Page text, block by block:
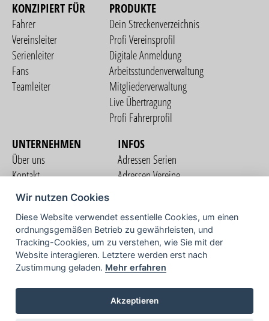
KONZIPIERT FÜR
Fahrer
Vereinsleiter
Serienleiter
Fans
Teamleiter
PRODUKTE
Dein Streckenverzeichnis
Profi Vereinsprofil
Digitale Anmeldung
Arbeitsstundenverwaltung
Mitgliederverwaltung
Live Übertragung
Profi Fahrerprofil
UNTERNEHMEN
Über uns
Kontakt
Nutzungsbedingungen
Datenschutzerklärung
Impressum
INFOS
Adressen Serien
Adressen Vereine
COMMUNITY
TV
Wir nutzen Cookies
Diese Website verwendet essentielle Cookies, um einen
ordnungsgemäßen Betrieb zu gewährleisten, und
Tracking-Cookies, um zu verstehen, wie Sie mit der
Website interagieren. Letztere werden erst nach
Zustimmung geladen. Mehr erfahren
Akzeptieren